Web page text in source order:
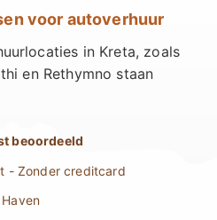
voor autoverhuur
in Kreta, zoals
en Rethymno staan
beoordeeld
- Zonder creditcard